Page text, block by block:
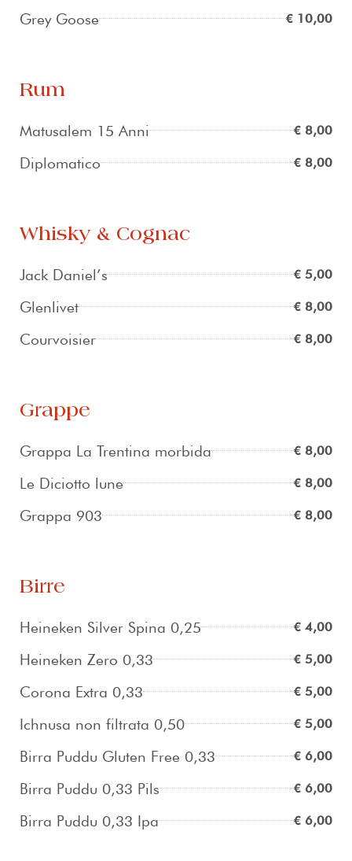
Grey Goose € 10,00
Rum
Matusalem 15 Anni € 8,00
Diplomatico € 8,00
Whisky & Cognac
Jack Daniel’s € 5,00
Glenlivet € 8,00
Courvoisier € 8,00
Grappe
Grappa La Trentina morbida € 8,00
Le Diciotto lune € 8,00
Grappa 903 € 8,00
Birre
Heineken Silver Spina 0,25 € 4,00
Heineken Zero 0,33 € 5,00
Corona Extra 0,33 € 5,00
Ichnusa non filtrata 0,50 € 5,00
Birra Puddu Gluten Free 0,33 € 6,00
Birra Puddu 0,33 Pils € 6,00
Birra Puddu 0,33 Ipa € 6,00